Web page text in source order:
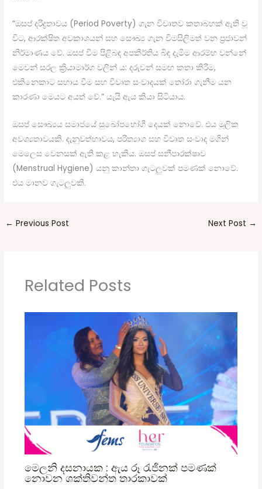
“ඔසප් දරිද්‍රතාවය (Period Poverty) ගැන විවෘතව කතාබහක් ඇති වූ
විට, ආරක්ෂිත අවකාශයන් සහ සෞඛ්‍ය ගැන විමසිලිමත් වන ප්‍රජාවන්
නිර්මාණය වේ. ඔසප් වීම පිළිබඳ අපකීර්තිය බිඳ දැමීම ආරම්භ වන්නේ
මෙවන් සරල ක්‍රියාමාර්ග වලින් ය: දරුවන් සමඟ කතා කිරීම,
එකිනෙකාට සහාය වීම සහ විවෘත සංවාදයක් තෝරා ගැනීම යන
කාරණා මෙයට අයත් වේ.” යැයි ඇය කියා සිටියාය.
ඔසප් සෞඛ්‍යය සමාජයේ සුඛෝපභෝගී දෙයක් නොවේ. එය මූලික
අවශ්‍යතාවයකි. දැනුවත්භාවය, පරිත්‍යාග සහ විවෘත සංවාද මගින්
මෙලෙස වෙනසක් ඇති කළ හැකිය. ඔසප් සනීපාරක්ෂාව
(Menstrual Hygiene) යනු කාන්තා ගැටලුවක් පමණක් නොවේ.
එය මානව ගැටලුවකි.
← Previous Post Next Post →
Related Posts
මෙලනි දසනායක : ඇය රූ රැජිනක් පමණක්
නොවන ශක්තිවන්ත තාරකාවක්